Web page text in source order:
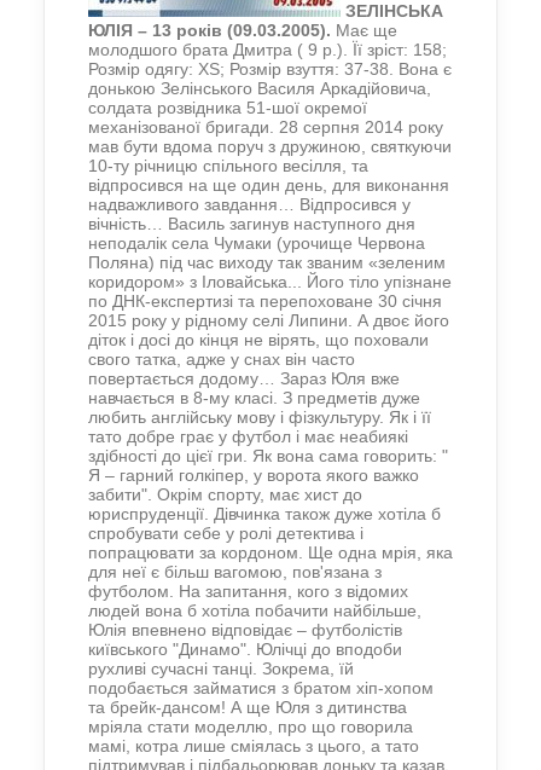
ЗЕЛІНСЬКА
ЮЛІЯ – 13 років (09.03.2005). Має ще
молодшого брата Дмитра ( 9 р.). Її зріст: 158;
Розмір одягу: XS; Розмір взуття: 37-38. Вона є
донькою Зелінського Василя Аркадійовича,
солдата розвідника 51-шої окремої
механізованої бригади. 28 серпня 2014 року
мав бути вдома поруч з дружиною, святкуючи
10-ту річницю спільного весілля, та
відпросився на ще один день, для виконання
надважливого завдання… Відпросився у
вічність… Василь загинув наступного дня
неподалік села Чумаки (урочище Червона
Поляна) під час виходу так званим «зеленим
коридором» з Іловайська... Його тіло упізнане
по ДНК-експертизі та перепоховане 30 січня
2015 року у рідному селі Липини. А двоє його
діток і досі до кінця не вірять, що поховали
свого татка, адже у снах він часто
повертається додому… Зараз Юля вже
навчається в 8-му класі. З предметів дуже
любить англійську мову і фізкультуру. Як і її
тато добре грає у футбол і має неабиякі
здібності до цієї гри. Як вона сама говорить: "
Я – гарний голкіпер, у ворота якого важко
забити". Окрім спорту, має хист до
юриспруденції. Дівчинка також дуже хотіла б
спробувати себе у ролі детектива і
попрацювати за кордоном. Ще одна мрія, яка
для неї є більш вагомою, пов'язана з
футболом. На запитання, кого з відомих
людей вона б хотіла побачити найбільше,
Юлія впевнено відповідає – футболістів
київського "Динамо". Юлічці до вподоби
рухливі сучасні танці. Зокрема, їй
подобається займатися з братом хіп-хопом
та брейк-дансом! А ще Юля з дитинства
мріяла стати моделлю, про що говорила
мамі, котра лише сміялась з цього, а тато
підтримував і підбадьорював доньку та казав,